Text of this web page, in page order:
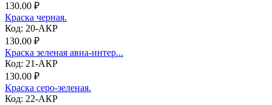
130.00 ₽
Краска черная.
Код: 20-АКР
130.00 ₽
Краска зеленая авиа-интер...
Код: 21-АКР
130.00 ₽
Краска серо-зеленая.
Код: 22-АКР